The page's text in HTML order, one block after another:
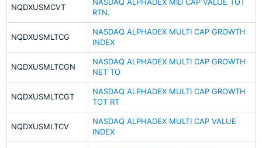
NQDXUSMCVT
NASDAQ ALPHADEX MID CAP VALUE TOT
RTN.
NQDXUSMLTCG
NASDAQ ALPHADEX MULTI CAP GROWTH
INDEX
NQDXUSMLTCGN
NASDAQ ALPHADEX MULTI CAP GROWTH
NET TO
NQDXUSMLTCGT
NASDAQ ALPHADEX MULTI CAP GROWTH
TOT RT
NQDXUSMLTCV
NASDAQ ALPHADEX MULTI CAP VALUE
INDEX